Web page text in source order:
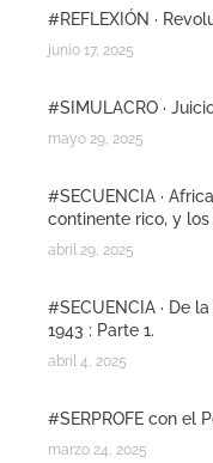
#REFLEXIÓN ·
junio 17, 2025
#SIMULACRO ·
mayo 29, 2025
#SECUENCIA ·
continente rico, y
abril 29, 2025
#SECUENCIA · De
1943 : Parte 1.
abril 4, 2025
#SERPROFE con el
marzo 24, 2025